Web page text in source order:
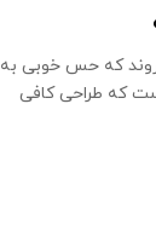
که حس خوبی به
که طراحی کافی‌